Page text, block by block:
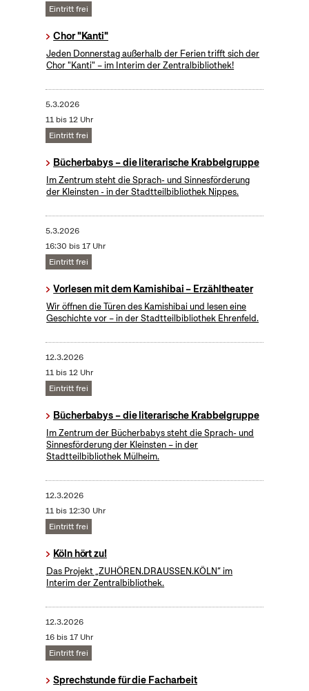
Eintritt frei
Chor "Kanti"
Jeden Donnerstag außerhalb der Ferien trifft sich der
Chor "Kanti" – im Interim der Zentralbibliothek!
5.3.2026
11 bis 12 Uhr
Eintritt frei
Bücherbabys – die literarische Krabbelgruppe
Im Zentrum steht die Sprach- und Sinnesförderung
der Kleinsten - in der Stadtteilbibliothek Nippes.
5.3.2026
16:30 bis 17 Uhr
Eintritt frei
Vorlesen mit dem Kamishibai – Erzähltheater
Wir öffnen die Türen des Kamishibai und lesen eine
Geschichte vor – in der Stadtteilbibliothek Ehrenfeld.
12.3.2026
11 bis 12 Uhr
Eintritt frei
Bücherbabys – die literarische Krabbelgruppe
Im Zentrum der Bücherbabys steht die Sprach- und
Sinnesförderung der Kleinsten – in der
Stadtteilbibliothek Mülheim.
12.3.2026
11 bis 12:30 Uhr
Eintritt frei
Köln hört zu!
Das Projekt „ZUHÖREN.DRAUSSEN.KÖLN“ im
Interim der Zentralbibliothek.
12.3.2026
16 bis 17 Uhr
Eintritt frei
Sprechstunde für die Facharbeit